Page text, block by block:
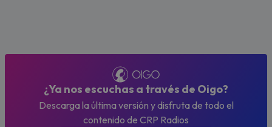
¿Ya nos escuchas a través de Oigo?
Descarga la última versión y disfruta de todo el
contenido de CRP Radios